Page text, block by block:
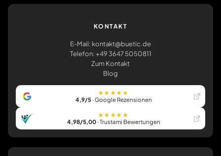
KONTAKT
E-Mail: kontakt@buetic.de
Telefon: +49 3647 5050811
Zum Kontakt
Blog
★★★★★
4,9/5· Google Rezensionen
★★★★★
4,98/5,00· Trustami Bewertungen